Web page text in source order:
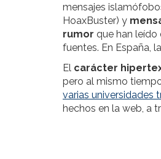
mensajes
HoaxBuster) y
rumor que han leído
fuentes. En España,
El carácter
pero al mismo
varias universidades
hechos en la web, a